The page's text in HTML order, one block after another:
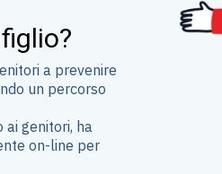
a prevenire
un percorso
genitori, ha
on-line per